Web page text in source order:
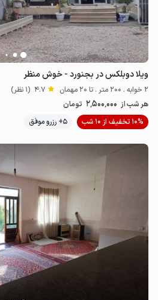
ویلا دوبلکس در بجنورد - خوش منظر
2 خوابه . 200 متر . تا 20 مهمان 4.7 (1 نظر)
هر شب از 2٬500٬000 تومان
10% تخفیف از 10 شب
5+ رزرو موفق